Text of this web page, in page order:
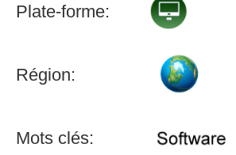
Plate-forme:
Région:
Mots clés: